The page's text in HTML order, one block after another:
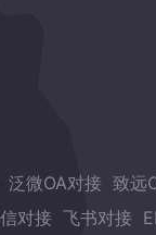
泛微OA对接 致远
对接 飞书对接